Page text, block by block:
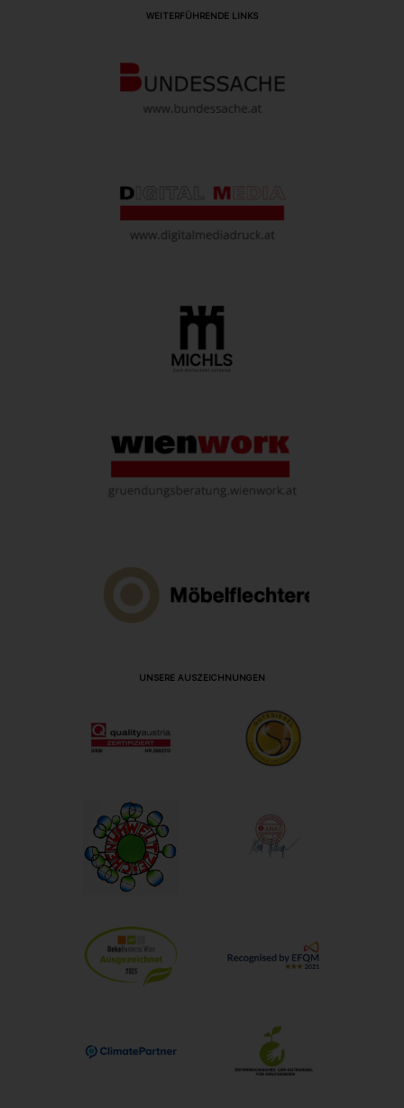
WEITERFÜHRENDE LINKS
UNSERE AUSZEICHNUNGEN